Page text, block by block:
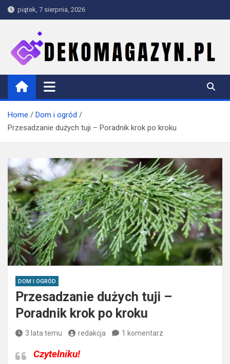
Skip
to
piątek, 7 sierpnia, 2026
dekomagazyn.pl
Blog
Home
Dom i ogród
Przesadzanie dużych tuji – Poradnik krok po kroku
DOM I OGRÓD
Przesadzanie dużych tuji –
Poradnik krok po kroku
3 lata temu redakcja 1 komentarz
Czytelniku!